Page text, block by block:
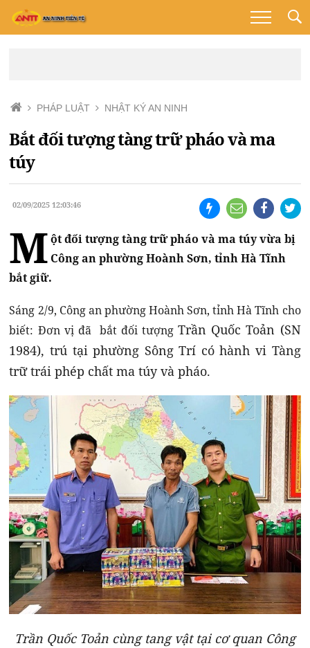
PHÁP LUẬT NHẬT KÝ AN NINH
Bắt đối tượng tàng trữ pháo và ma
túy
02/09/2025 12:03:46
M ột đối tượng tàng trữ pháo và ma túy vừa bị
Công an phường Hoành Sơn, tỉnh Hà Tĩnh
bắt giữ.
Sáng 2/9, Công an phường Hoành Sơn, tỉnh Hà Tĩnh cho
biết: Đơn vị đã bắt đối tượngTrần Quốc Toản (SN
1984), trú tại phường Sông Trí có hành vi Tàng
trữ trái phép chất ma túy và pháo.
Trần Quốc Toản cùng tang vật tại cơ quan Công